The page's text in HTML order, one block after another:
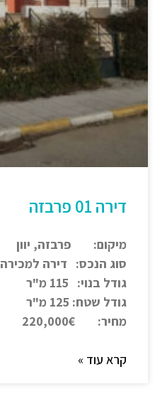
דירה 01 פרבזה
מיקום: פרבזה, יוון
סוג הנכס: דירה למכירה
גודל בנוי: 115 מ"ר
גודל שטח: 125 מ"ר
מחיר: 220,000€
קרא עוד »